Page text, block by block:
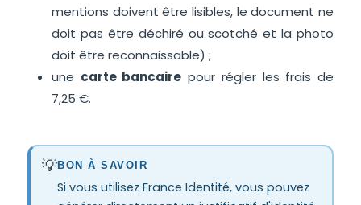
mentions doivent être lisibles, le document ne
doit pas être déchiré ou scotché et la photo
doit être reconnaissable) ;
une carte bancaire pour régler les frais de
7,25 €.
💡BON À SAVOIR
Si vous utilisez France Identité, vous pouvez